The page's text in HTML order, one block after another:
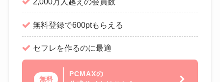
無料登録で600ptもらえる
セフレを作るのに最適
無料
PCMAXの